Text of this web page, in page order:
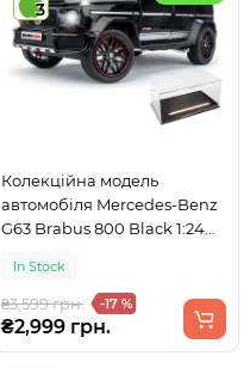
3
Колекційна модель
автомобіля Mercedes-Benz
G63 Brabus 800 Black 1:24
In Stock
₴3,599 грн. -17 %
₴2,999 грн.